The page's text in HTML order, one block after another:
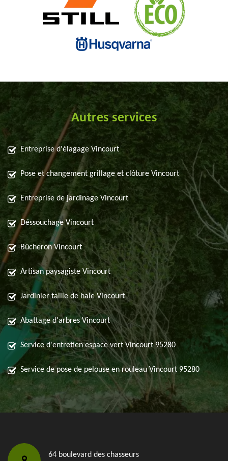
Autres services
Entreprise d'élagage Vincourt
Pose et changement grillage et clôture Vincourt
Entreprise de jardinage Vincourt
Déssouchage Vincourt
Bûcheron Vincourt
Artisan paysagiste Vincourt
Jardinier taille de haie Vincourt
Abattage d'arbres Vincourt
Service d'entretien espace vert Vincourt 95280
Service de pose de pelouse en rouleau Vincourt 95280
64 boulevard des chasseurs